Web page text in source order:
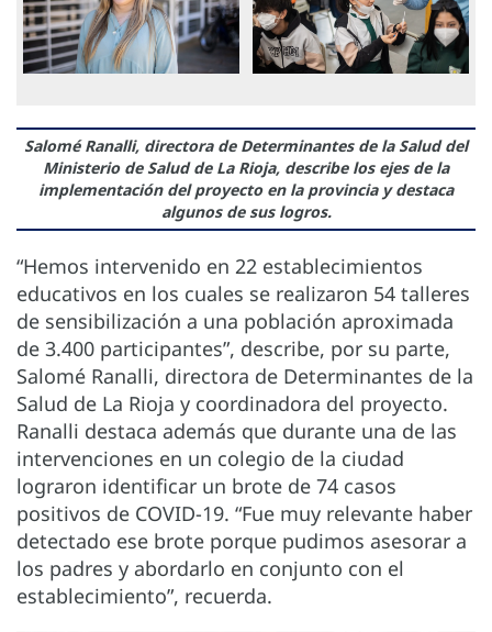
Salomé Ranalli, directora de Determinantes de la Salud del
Ministerio de Salud de La Rioja, describe los ejes de la
implementación del proyecto en la provincia y destaca
algunos de sus logros.
“Hemos intervenido en 22 establecimientos
educativos en los cuales se realizaron 54 talleres
de sensibilización a una población aproximada
de 3.400 participantes”, describe, por su parte,
Salomé Ranalli, directora de Determinantes de la
Salud de La Rioja y coordinadora del proyecto.
Ranalli destaca además que durante una de las
intervenciones en un colegio de la ciudad
lograron identificar un brote de 74 casos
positivos de COVID-19. “Fue muy relevante haber
detectado ese brote porque pudimos asesorar a
los padres y abordarlo en conjunto con el
establecimiento”, recuerda.